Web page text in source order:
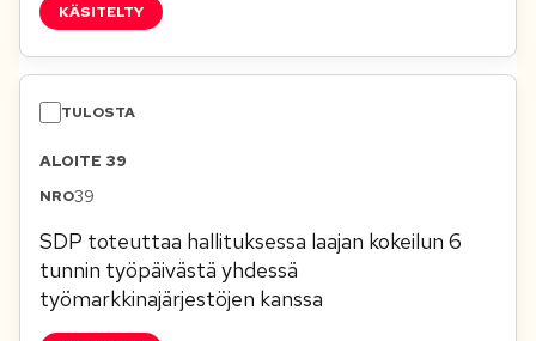
KÄSITELTY
ALOITE 39
39
SDP toteuttaa hallituksessa laajan kokeilun 6
tunnin työpäivästä yhdessä
työmarkkinajärjestöjen kanssa